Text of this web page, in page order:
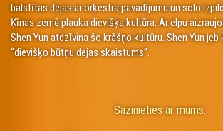
balstītas dejas ar orķestra pavadījumu un solo
Ķīnas zemē plauka dievišķa kultūra. Ar elpu
Shen Yun atdzīvina šo krāšņo kultūru. Shen Yun
“dievišķo būtņu dejas skaistums”.
Sazinieties ar mums: